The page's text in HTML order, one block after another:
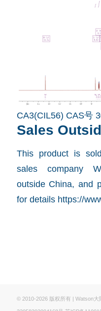
CA3(CIL56) CAS号
Sales
This product is
sales company
outside China, and
for details https://
© 2010-2026 版权所有 | Watson大